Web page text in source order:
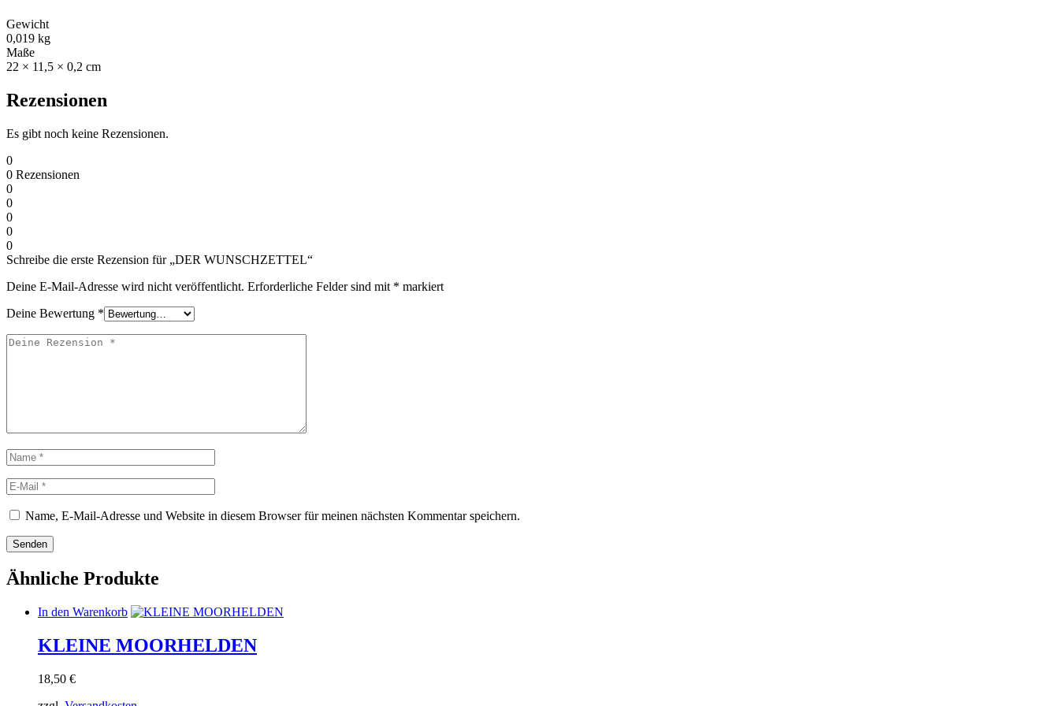
Gewicht
0,019 kg
Maße
22 × 11,5 × 0,2 cm
Rezensionen
Es gibt noch keine Rezensionen.
0
0 Rezensionen
0
0
0
0
0
Schreibe die erste Rezension für „DER WUNSCHZETTEL“
Deine E-Mail-Adresse wird nicht veröffentlicht. Erforderliche Felder sind mit * markiert
Deine Bewertung *
Deine
Name
E-
Mail
Name, E-Mail-Adresse und Website in diesem Browser für meinen nächsten Kommentar speichern.
Ähnliche Produkte
In den Warenkorb
KLEINE MOORHELDEN
18,50 €